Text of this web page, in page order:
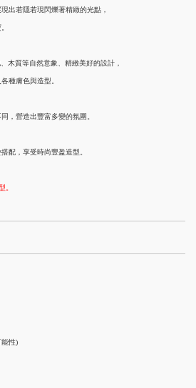
出若隱若現閃爍著精緻的光點，
木質等自然意象、精緻美好的設計，
種膚色與造型。
，營造出豐富多變的氛圍。
配，享受時尚豐盈造型。
。
能性)